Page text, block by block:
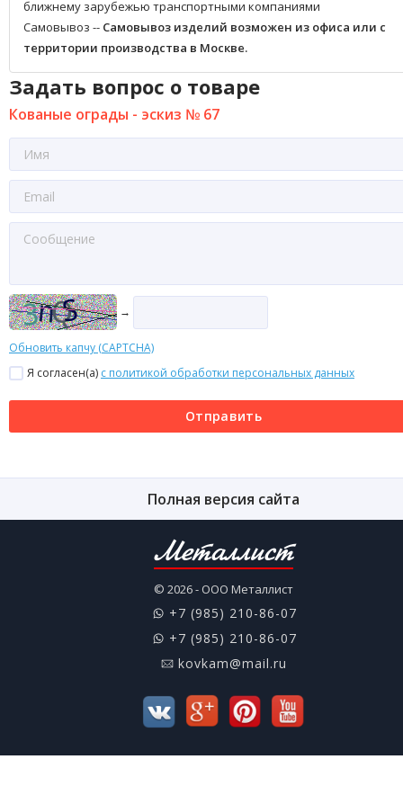
ближнему зарубежью транспортными компаниями
Самовывоз -- Самовывоз изделий возможен из офиса или с
территории производства в Москве.
Задать вопрос о товаре
Кованые ограды - эскиз № 67
→
Обновить капчу (CAPTCHA)
Я согласен(a) с политикой обработки персональных данных
Отправить
Полная версия сайта
Металлист
© 2026 - ООО Металлист
+7 (985) 210-86-07
+7 (985) 210-86-07
kovkam@mail.ru